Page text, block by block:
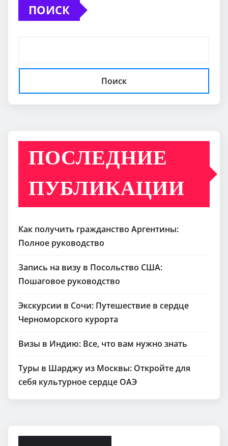
ПОИСК
Поиск
ПОСЛЕДНИЕ
ПУБЛИКАЦИИ
Как получить гражданство Аргентины:
Полное руководство
Запись на визу в Посольство США:
Пошаговое руководство
Экскурсии в Сочи: Путешествие в сердце
Черноморского курорта
Визы в Индию: Все, что вам нужно знать
Туры в Шарджу из Москвы: Откройте для
себя культурное сердце ОАЭ